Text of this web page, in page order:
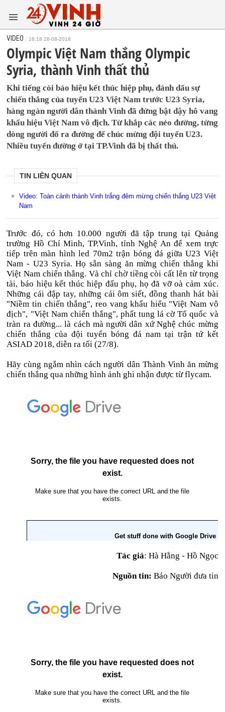
VIDEO 16:18 28-08-2018
Olympic Việt Nam thắng Olympic
Syria, thành Vinh thất thủ
Khi tiếng còi báo hiệu kết thúc hiệp phụ, đánh dấu sự
chiến thắng của tuyển U23 Việt Nam trước U23 Syria,
hàng ngàn người dân thành Vinh đã đứng bật dậy hô vang
khẩu hiệu Việt Nam vô địch. Từ khắp các nẻo đường, từng
dòng người đổ ra đường để chúc mừng đội tuyển U23.
Nhiều tuyến đường ở tại TP.Vinh đã bị thất thủ.
TIN LIÊN QUAN
Video: Toàn cảnh thành Vinh trắng đêm mừng chiến thắng U23 Việt
Nam
Trước đó, có hơn 10.000 người đã tập trung tại Quảng
trường Hồ Chí Minh, TP.Vinh, tỉnh Nghệ An để xem trực
tiếp trên màn hình led 70m2 trận bóng đá giữa U23 Việt
Nam - U23 Syria. Họ sẵn sàng ăn mừng chiến thắng khi
Việt Nam chiến thắng. Và chỉ chờ tiềng còi cất lên từ trọng
tài, báo hiệu kết thúc hiệp đấu phụ, họ đã vỡ oà cảm xúc.
Những cái đập tay, những cái ôm siết, đồng thanh hát bài
"Niềm tin chiến thắng", reo vang khẩu hiểu "Việt Nam vô
địch", "Việt Nam chiến thắng", phất tung lá cờ Tổ quốc và
tràn ra đường... là cách mà người dân xứ Nghệ chúc mừng
chiến thắng của đội tuyển bóng đá nam tại trận tứ kết
ASIAD 2018, diễn ra tối (27/8).
Hãy cùng ngắm nhìn cách người dân Thành Vinh ăn mừng
chiến thắng qua những hình ảnh ghi nhận được từ flycam.
Tác giả: Hà Hằng - Hồ Ngọc
Nguồn tin: Báo Người đưa tin